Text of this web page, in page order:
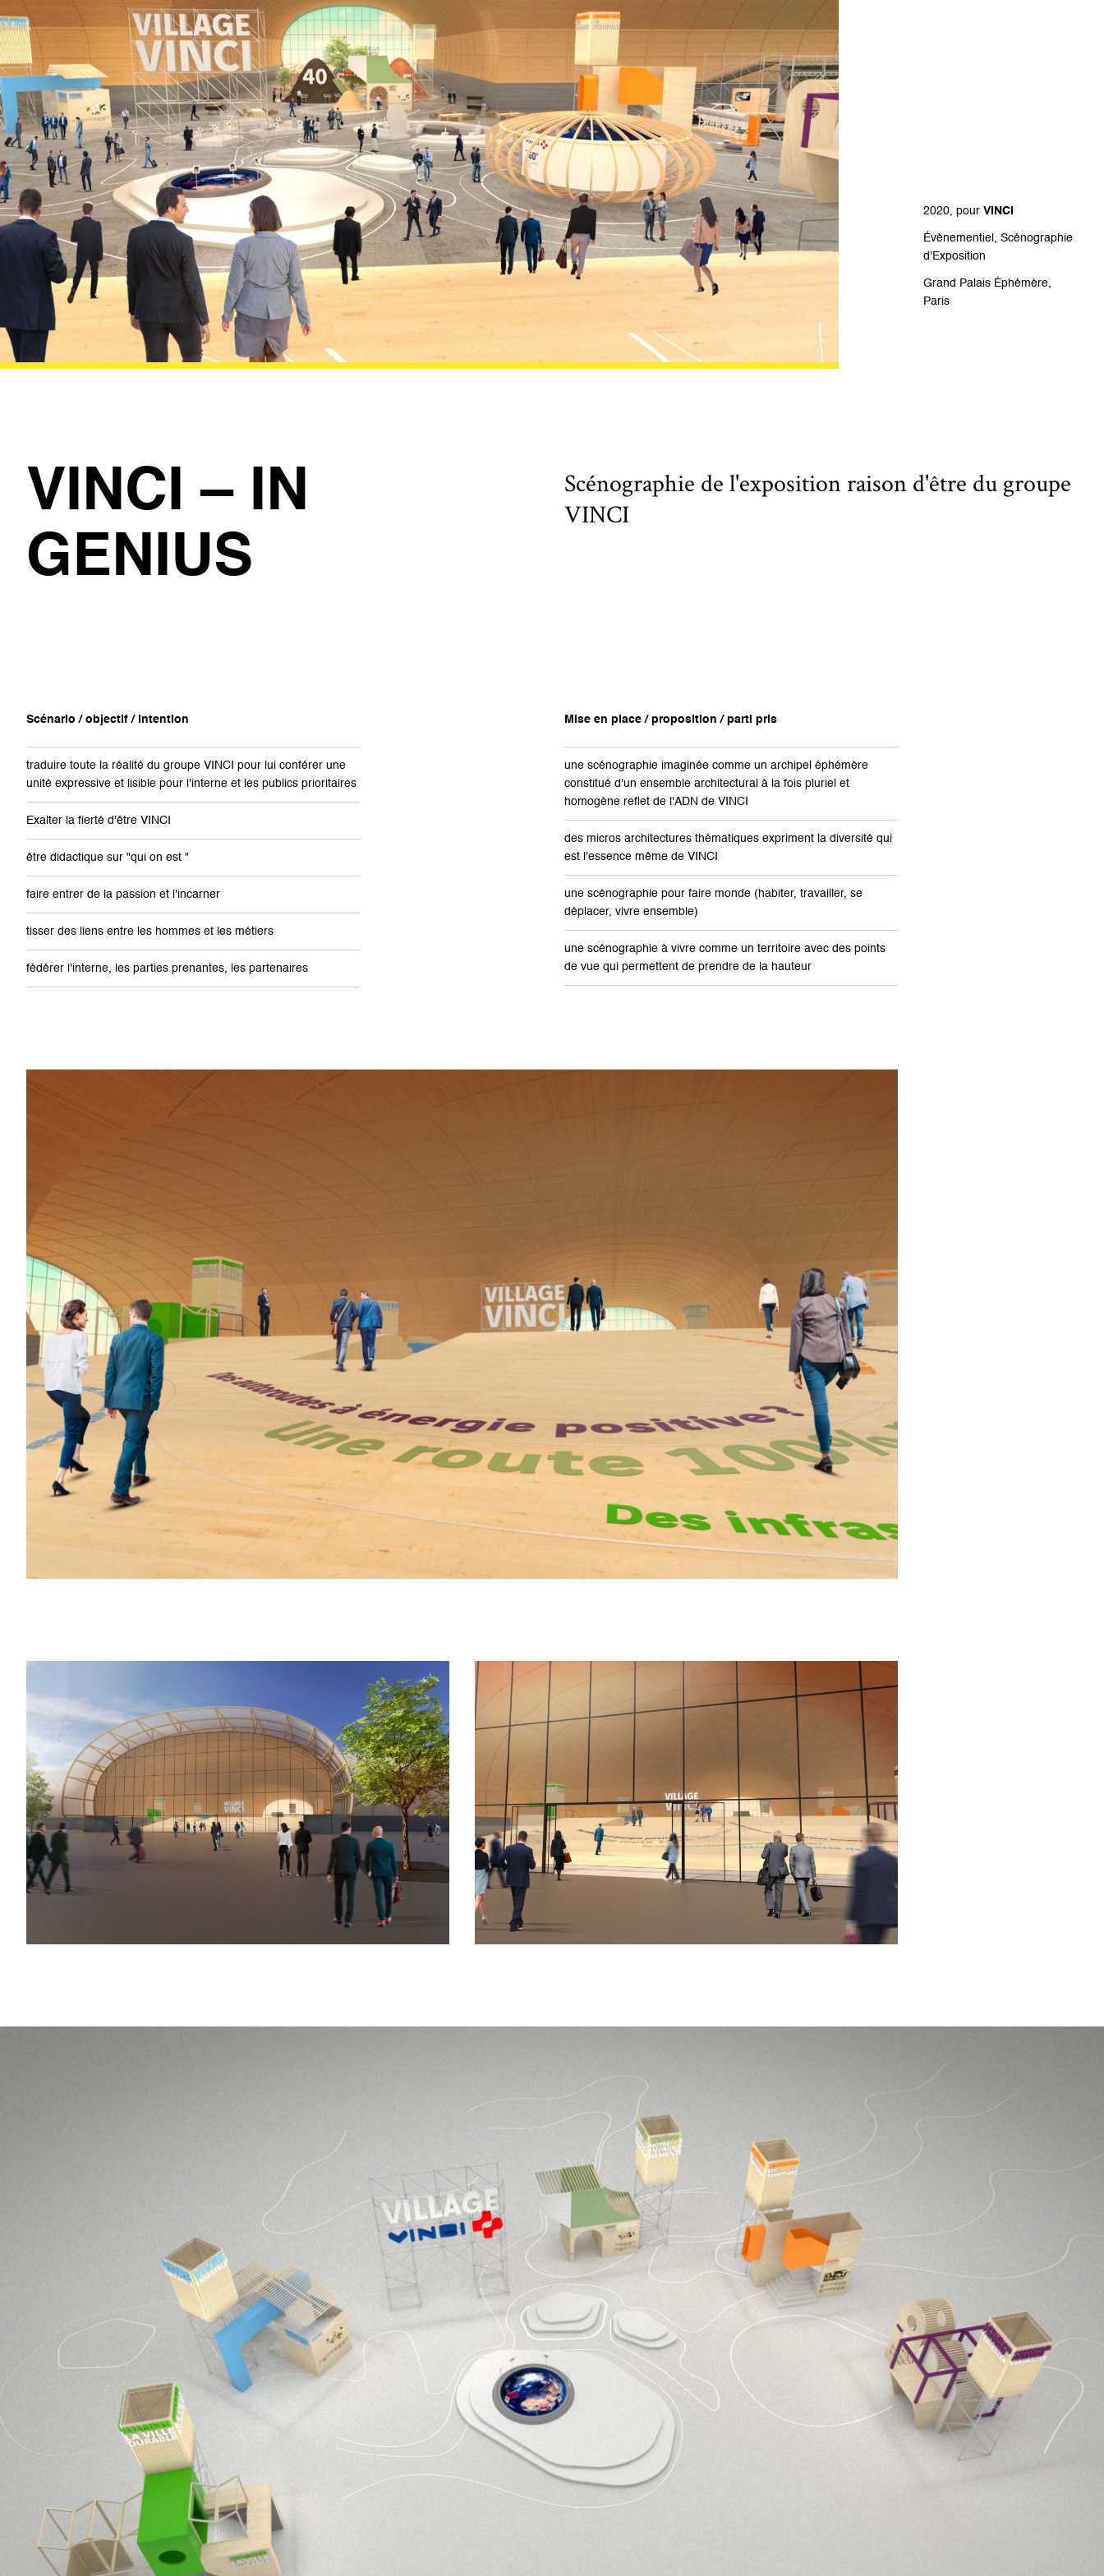
2020, pourVINCI
Évènementiel, Scénographie
d'Exposition
Grand Palais Éphémère,
Paris
VINCI – IN
GENIUS
Scénographie de l'exposition raison d'être du groupe
VINCI
Scénario / objectif / intention
traduire toute la réalité du groupe VINCI pour lui conférer une
unité expressive et lisible pour l'interne et les publics prioritaires
Exalter la fierté d'être VINCI
être didactique sur "qui on est "
faire entrer de la passion et l'incarner
tisser des liens entre les hommes et les métiers
fédérer l'interne, les parties prenantes, les partenaires
Mise en place / proposition / parti pris
une scénographie imaginée comme un archipel éphémère
constitué d'un ensemble architectural à la fois pluriel et
homogène reflet de l'ADN de VINCI
des micros architectures thématiques expriment la diversité qui
est l'essence même de VINCI
une scénographie pour faire monde (habiter, travailler, se
déplacer, vivre ensemble)
une scénographie à vivre comme un territoire avec des points
de vue qui permettent de prendre de la hauteur